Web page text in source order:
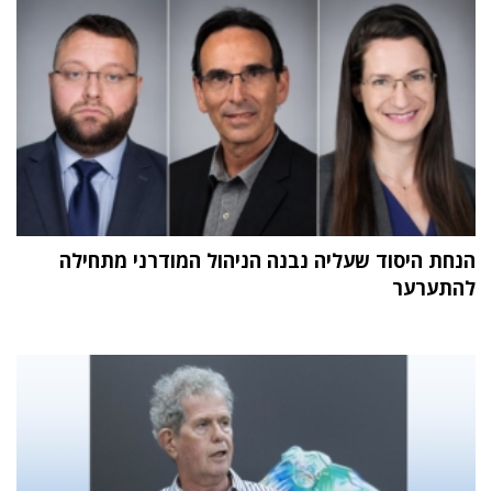
הנחת היסוד שעליה נבנה הניהול המודרני מתחילה
להתערער